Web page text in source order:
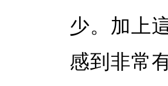
少。加上
感到非常